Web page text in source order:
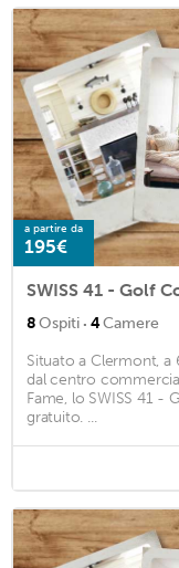
a partire da
195€
SWISS 41 - Golf
8Ospiti · 4Camere
Situato a Clermont, a
dal centro
Fame, lo SWISS 41 -
gratuito. ...